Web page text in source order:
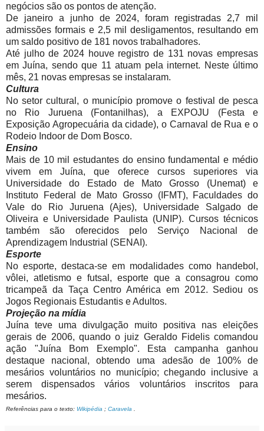
negócios são os pontos de atenção.
De janeiro a junho de 2024, foram registradas 2,7 mil
admissões formais e 2,5 mil desligamentos, resultando em
um saldo positivo de 181 novos trabalhadores.
Até julho de 2024 houve registro de 131 novas empresas
em Juína, sendo que 11 atuam pela internet. Neste último
mês, 21 novas empresas se instalaram.
Cultura
No setor cultural, o município promove o festival de pesca
no Rio Juruena (Fontanilhas), a EXPOJU (Festa e
Exposição Agropecuária da cidade), o Carnaval de Rua e o
Rodeio Indoor de Dom Bosco.
Ensino
Mais de 10 mil estudantes do ensino fundamental e médio
vivem em Juína, que oferece cursos superiores via
Universidade do Estado de Mato Grosso (Unemat) e
Instituto Federal de Mato Grosso (IFMT), Faculdades do
Vale do Rio Juruena (Ajes), Universidade Salgado de
Oliveira e Universidade Paulista (UNIP). Cursos técnicos
também são oferecidos pelo Serviço Nacional de
Aprendizagem Industrial (SENAI).
Esporte
No esporte, destaca-se em modalidades como handebol,
vôlei, atletismo e futsal, esporte que a consagrou como
tricampeã da Taça Centro América em 2012. Sediou os
Jogos Regionais Estudantis e Adultos.
Projeção na mídia
Juína teve uma divulgação muito positiva nas eleições
gerais de 2006, quando o juiz Geraldo Fidelis comandou
ação "Juína Bom Exemplo". Esta campanha ganhou
destaque nacional, obtendo uma adesão de 100% de
mesários voluntários no município; chegando inclusive a
serem dispensados vários voluntários inscritos para
mesários.
Referências para o texto: Wikipédia ; Caravela